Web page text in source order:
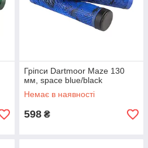
Гріпси Dartmoor Maze 130
мм, space blue/black
Немає в наявності
598 ₴